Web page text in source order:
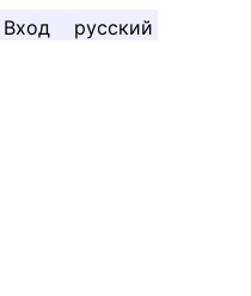
Вход русский